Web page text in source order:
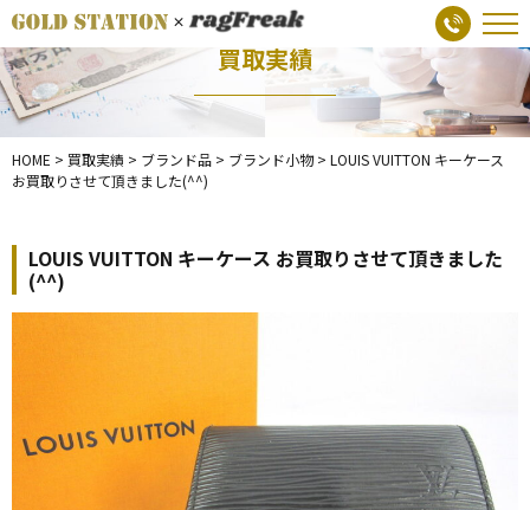
買取実績
HOME > 買取実績 > ブランド品 > ブランド小物> LOUIS VUITTON キーケース
お買取りさせて頂きました(^^)
LOUIS VUITTON キーケース お買取りさせて頂きました
(^^)